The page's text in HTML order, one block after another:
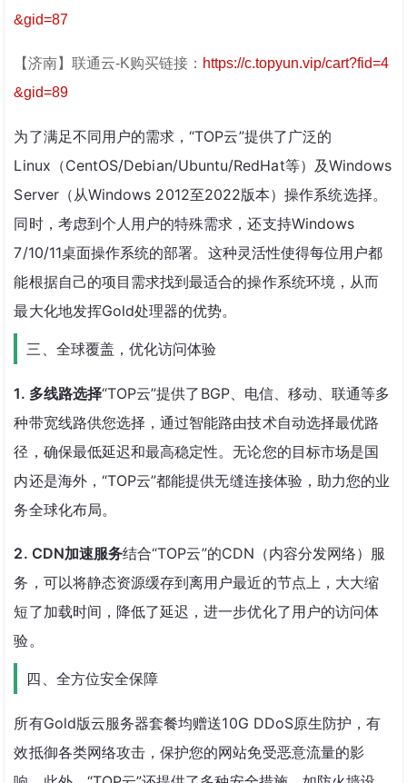
&gid=87
【济南】联通云-K购买链接： https://c.topyun.vip/cart?fid=4
&gid=89
为了满足不同用户的需求，“TOP云”提供了广泛的
Linux（CentOS/Debian/Ubuntu/RedHat等）及Windows
Server（从Windows 2012至2022版本）操作系统选择。
同时，考虑到个人用户的特殊需求，还支持Windows
7/10/11桌面操作系统的部署。这种灵活性使得每位用户都
能根据自己的项目需求找到最适合的操作系统环境，从而
最大化地发挥Gold处理器的优势。
三、全球覆盖，优化访问体验
1. 多线路选择“TOP云”提供了BGP、电信、移动、联通等多
种带宽线路供您选择，通过智能路由技术自动选择最优路
径，确保最低延迟和最高稳定性。无论您的目标市场是国
内还是海外，“TOP云”都能提供无缝连接体验，助力您的业
务全球化布局。
2. CDN加速服务结合“TOP云”的CDN（内容分发网络）服
务，可以将静态资源缓存到离用户最近的节点上，大大缩
短了加载时间，降低了延迟，进一步优化了用户的访问体
验。
四、全方位安全保障
所有Gold版云服务器套餐均赠送10G DDoS原生防护，有
效抵御各类网络攻击，保护您的网站免受恶意流量的影